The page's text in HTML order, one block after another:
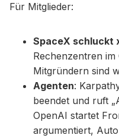
Für Mitglieder:
SpaceX schluckt
Rechenzentren
Mitgründern sind
Agenten:
beendet und ruft
OpenAI startet
argumentiert,